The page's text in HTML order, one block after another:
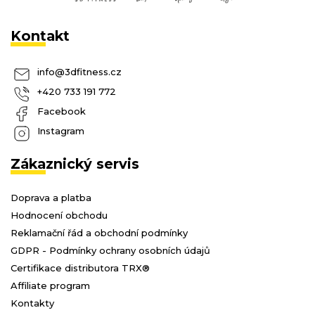
Kontakt
info@3dfitness.cz
+420 733 191 772
Facebook
Instagram
Zákaznický servis
Doprava a platba
Hodnocení obchodu
Reklamační řád a obchodní podmínky
GDPR - Podmínky ochrany osobních údajů
Certifikace distributora TRX®
Affiliate program
Kontakty